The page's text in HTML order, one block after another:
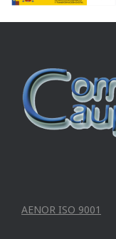
AENOR ISO 9001